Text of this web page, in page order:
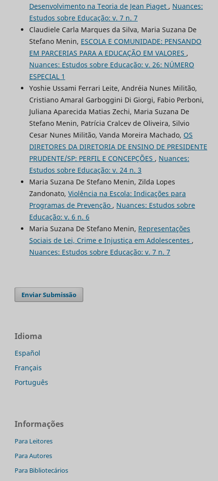
Desenvolvimento na Teoria de Jean Piaget , Nuances:
Estudos sobre Educação: v. 7 n. 7
Claudiele Carla Marques da Silva, Maria Suzana De
Stefano Menin, ESCOLA E COMUNIDADE: PENSANDO
EM PARCERIAS PARA A EDUCAÇÃO EM VALORES ,
Nuances: Estudos sobre Educação: v. 26: NÚMERO
ESPECIAL 1
Yoshie Ussami Ferrari Leite, Andréia Nunes Militão,
Cristiano Amaral Garboggini Di Giorgi, Fabio Perboni,
Juliana Aparecida Matias Zechi, Maria Suzana De
Stefano Menin, Patrícia Cralcev de Oliveira, Silvio
Cesar Nunes Militão, Vanda Moreira Machado, OS
DIRETORES DA DIRETORIA DE ENSINO DE PRESIDENTE
PRUDENTE/SP: PERFIL E CONCEPÇÕES , Nuances:
Estudos sobre Educação: v. 24 n. 3
Maria Suzana De Stefano Menin, Zilda Lopes
Zandonato, Violência na Escola: Indicações para
Programas de Prevenção , Nuances: Estudos sobre
Educação: v. 6 n. 6
Maria Suzana De Stefano Menin, Representações
Sociais de Lei, Crime e Injustiça em Adolescentes ,
Nuances: Estudos sobre Educação: v. 7 n. 7
Enviar Submissão
Idioma
Español
Français
Português
Informações
Para Leitores
Para Autores
Para Bibliotecários